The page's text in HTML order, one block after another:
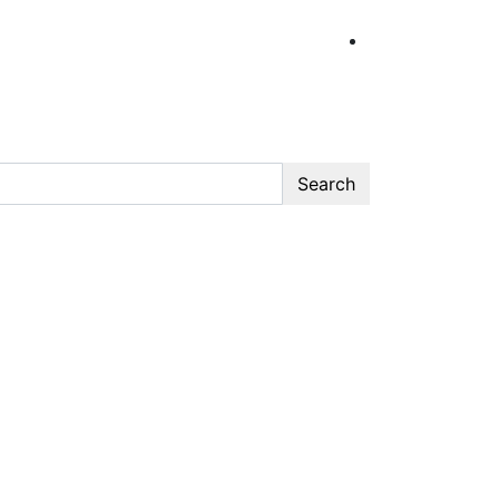
Search